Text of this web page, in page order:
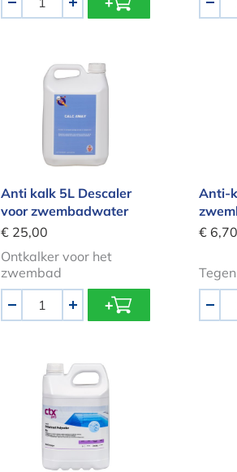
+
Anti kalk 5L Descaler voor
Anti kalk 5L Descaler
voor zwembadwater
€ 25,00
Ontkalker voor het
zwembad
+
Anti-
€ 6,70
Reinigingsmiddel (voor